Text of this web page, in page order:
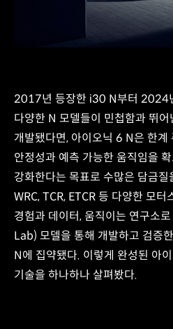
2017년 등장한 i30 N부터 2024
다양한 N 모델들이 민첩함과 뛰
개발됐다면, 아이오닉 6 N은 한계
안정성과 예측 가능한 움직임을
강화한다는 목표로 수많은 담금
WRC, TCR, ETCR 등 다양한 모터
경험과 데이터, 움직이는 연구소
Lab) 모델을 통해 개발하고 검증
N에 집약됐다. 이렇게 완성된 아
기술을 하나하나 살펴봤다.